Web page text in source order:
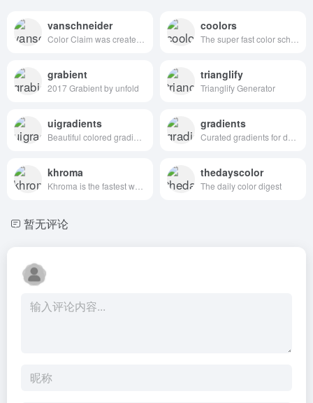
vanschneider coolors
grabient
2017 Grabient by unfold
trianglify
Trianglify Generator
uigradients gradients
khroma thedayscolor
The daily color digest
暂无评论